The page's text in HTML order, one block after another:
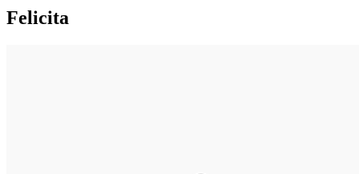
Felicita